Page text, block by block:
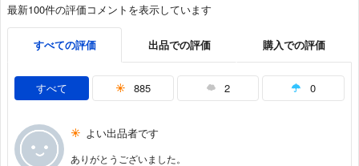
最新100件の評価コメントを表示しています
すべての評価 出品での評価 購入での評価
すべて 885 2 0
よい出品者です
ありがとうございました。